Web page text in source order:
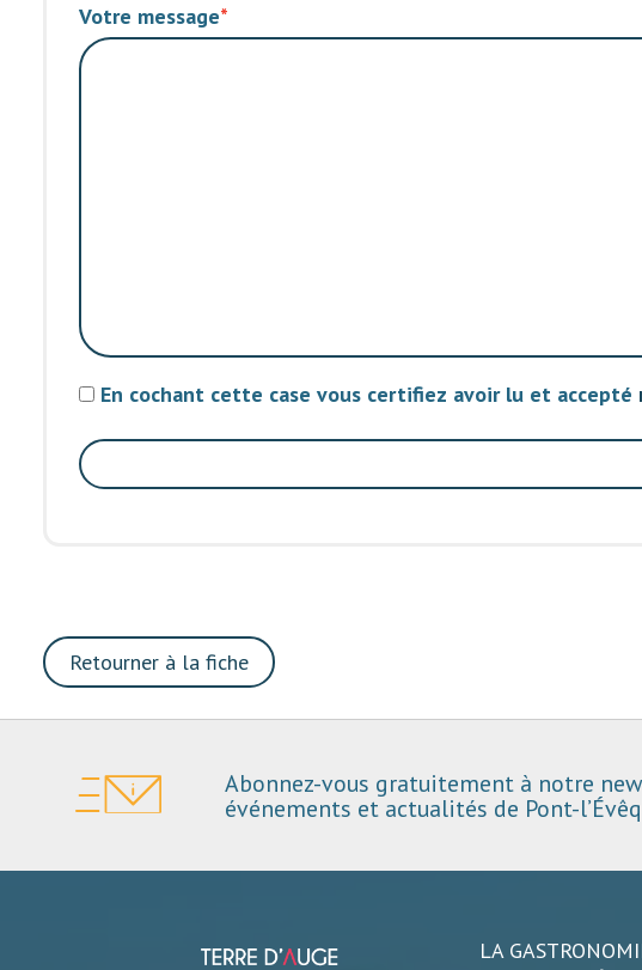
Votre message
En cochant cette case vous certifiez avoir lu et accepté
Retourner à la fiche
Abonnez-vous gratuitement à notre
événements et actualités de Pont-
LA